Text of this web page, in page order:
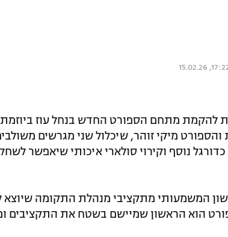
להקמת מתחם הספורט החדש בנחל עוז
מיקי זוהר, שיכלול שני מגרשים
נוסף וקירוי סולארי איכותי שיאפשר
המשמעותי מתקציבי מנהלת התקומה שיוצא
הוא הראשון שמיישם בשטח את התקציבים